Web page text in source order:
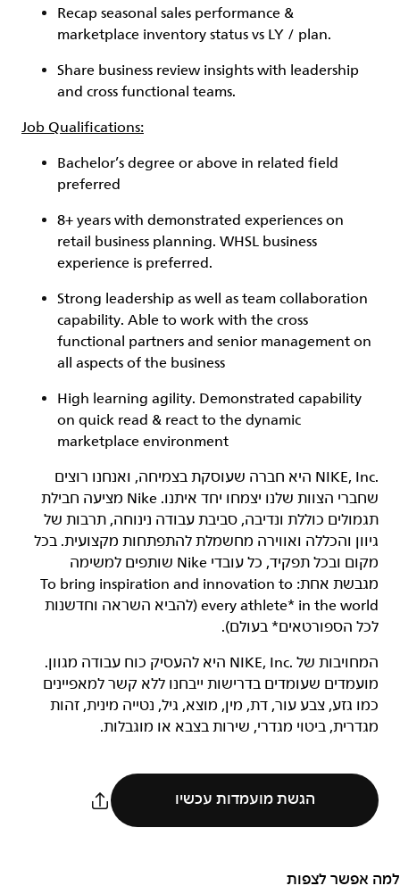
Recap seasonal sales performance &
marketplace inventory status vs LY / plan.
Share business review insights with leadership
and cross functional teams.
Job Qualifications:
Bachelor’s degree or above in related field
preferred
8+ years with demonstrated experiences on
retail business planning. WHSL business
experience is preferred.
Strong leadership as well as team collaboration
capability. Able to work with the cross
functional partners and senior management on
all aspects of the business
High learning agility. Demonstrated capability
on quick read & react to the dynamic
marketplace environment
‏NIKE, Inc.‎ היא חברה שעוסקת בצמיחה, ואנחנו רוצים
שחברי הצוות שלנו יצמחו יחד איתנו. Nike מציעה חבילת
תגמולים כוללת ונדיבה, סביבת עבודה נינוחה, תרבות של
גיוון והכללה ואווירה מחשמלת להתפתחות מקצועית. בכל
מקום ובכל תפקיד, כל עובדי Nike שותפים למשימה
מגבשת אחת: To bring inspiration and innovation to
every athlete* in the world (להביא השראה וחדשנות
לכל הספורטאים* בעולם).
המחויבות של NIKE, Inc.‎ היא להעסיק כוח עבודה מגוון.
מועמדים שעומדים בדרישות ייבחנו ללא קשר למאפיינים
כמו גזע, צבע עור, דת, מין, מוצא, גיל, נטייה מינית, זהות
מגדרית, ביטוי מגדרי, שירות בצבא או מוגבלות.
הגשת מועמדות עכשיו
למה אפשר לצפות